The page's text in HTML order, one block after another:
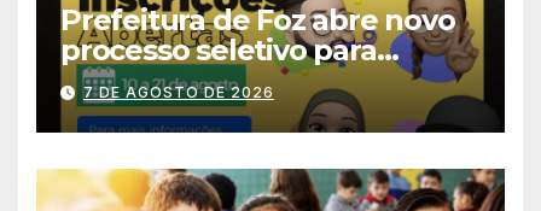
Prefeitura de Foz abre novo
processo seletivo para
estagiários
7 DE AGOSTO DE 2026